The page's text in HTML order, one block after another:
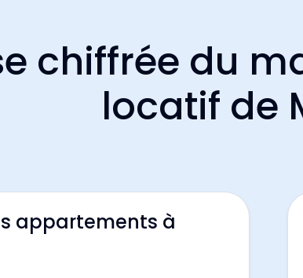
chiffrée du
locatif de
appartements à